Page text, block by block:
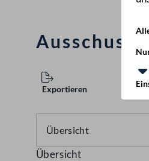
Exportieren
Übersicht